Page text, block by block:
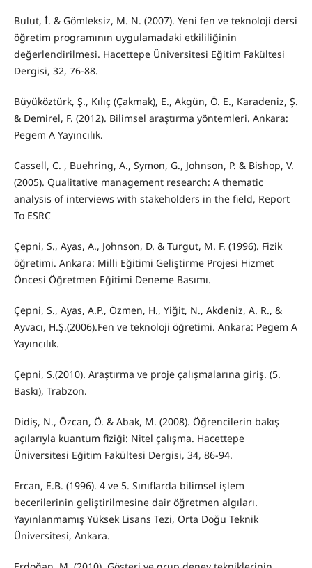
Bulut, İ. & Gömleksiz, M. N. (2007). Yeni fen ve teknoloji dersi
öğretim programının uygulamadaki etkililiğinin
değerlendirilmesi. Hacettepe Üniversitesi Eğitim Fakültesi
Dergisi, 32, 76-88.
Büyüköztürk, Ş., Kılıç (Çakmak), E., Akgün, Ö. E., Karadeniz, Ş.
& Demirel, F. (2012). Bilimsel araştırma yöntemleri. Ankara:
Pegem A Yayıncılık.
Cassell, C. , Buehring, A., Symon, G., Johnson, P. & Bishop, V.
(2005). Qualitative management research: A thematic
analysis of interviews with stakeholders in the field, Report
To ESRC
Çepni, S., Ayas, A., Johnson, D. & Turgut, M. F. (1996). Fizik
öğretimi. Ankara: Milli Eğitimi Geliştirme Projesi Hizmet
Öncesi Öğretmen Eğitimi Deneme Basımı.
Çepni, S., Ayas, A.P., Özmen, H., Yiğit, N., Akdeniz, A. R., &
Ayvacı, H.Ş.(2006).Fen ve teknoloji öğretimi. Ankara: Pegem A
Yayıncılık.
Çepni, S.(2010). Araştırma ve proje çalışmalarına giriş. (5.
Baskı), Trabzon.
Didiş, N., Özcan, Ö. & Abak, M. (2008). Öğrencilerin bakış
açılarıyla kuantum fiziği: Nitel çalışma. Hacettepe
Üniversitesi Eğitim Fakültesi Dergisi, 34, 86-94.
Ercan, E.B. (1996). 4 ve 5. Sınıflarda bilimsel işlem
becerilerinin geliştirilmesine dair öğretmen algıları.
Yayınlanmamış Yüksek Lisans Tezi, Orta Doğu Teknik
Üniversitesi, Ankara.